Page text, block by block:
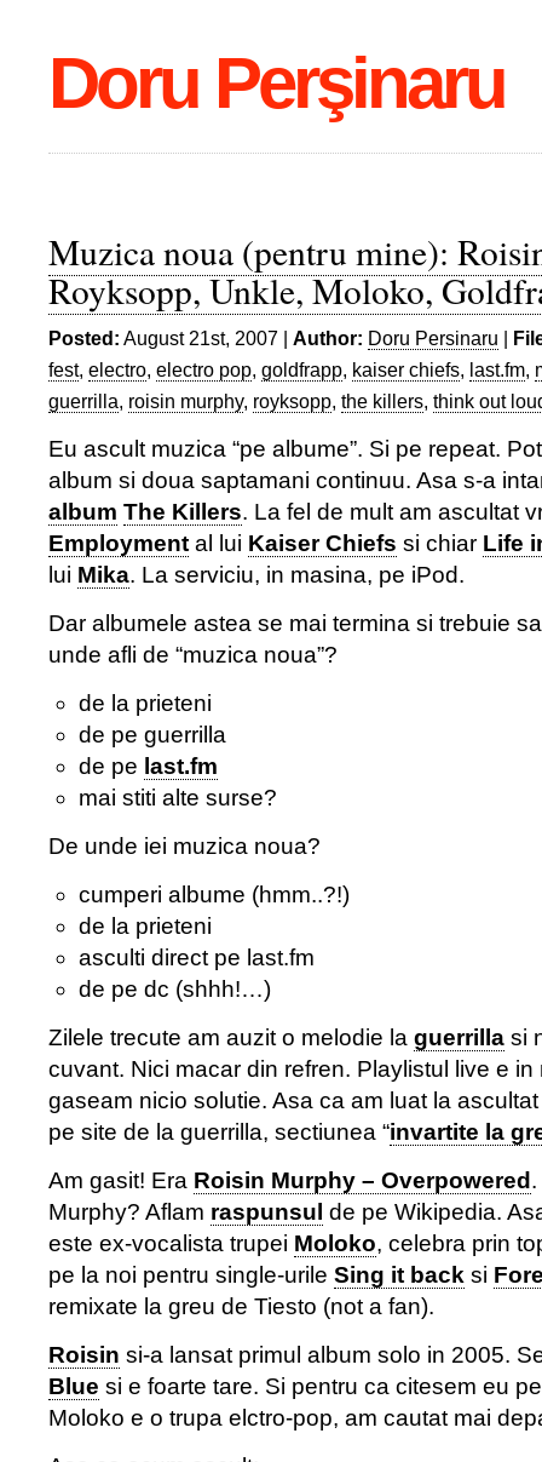
Doru Perşinaru
Muzica noua (pentru mine):
Royksopp, Unkle, Moloko,
Posted: August 21st, 2007 | Author: Doru Persinaru |
fest, electro, electro pop, goldfrapp, kaiser chiefs, last.fm,
guerrilla, roisin murphy, royksopp, the killers, think out
Eu ascult muzica “pe albume”. Si pe repeat.
album si doua saptamani continuu. Asa s-a
album The Killers. La fel de mult am ascultat
Employment al lui Kaiser Chiefs si chiar Life
lui Mika. La serviciu, in masina, pe iPod.
Dar albumele astea se mai termina si trebuie
unde afli de “muzica noua”?
de la prieteni
de pe guerrilla
de pe last.fm
mai stiti alte surse?
De unde iei muzica noua?
cumperi albume (hmm..?!)
de la prieteni
asculti direct pe last.fm
de pe dc (shhh!…)
Zilele trecute am auzit o melodie la guerrilla si
cuvant. Nici macar din refren. Playlistul live e
gaseam nicio solutie. Asa ca am luat la
pe site de la guerrilla, sectiunea “invartite la
Am gasit! Era Roisin Murphy – Overpowered
Murphy? Aflam raspunsul de pe Wikipedia.
este ex-vocalista trupei Moloko, celebra prin
pe la noi pentru single-urile Sing it back si
remixate la greu de Tiesto (not a fan).
Roisin si-a lansat primul album solo in 2005.
Blue si e foarte tare. Si pentru ca citesem eu
Moloko e o trupa elctro-pop, am cautat mai